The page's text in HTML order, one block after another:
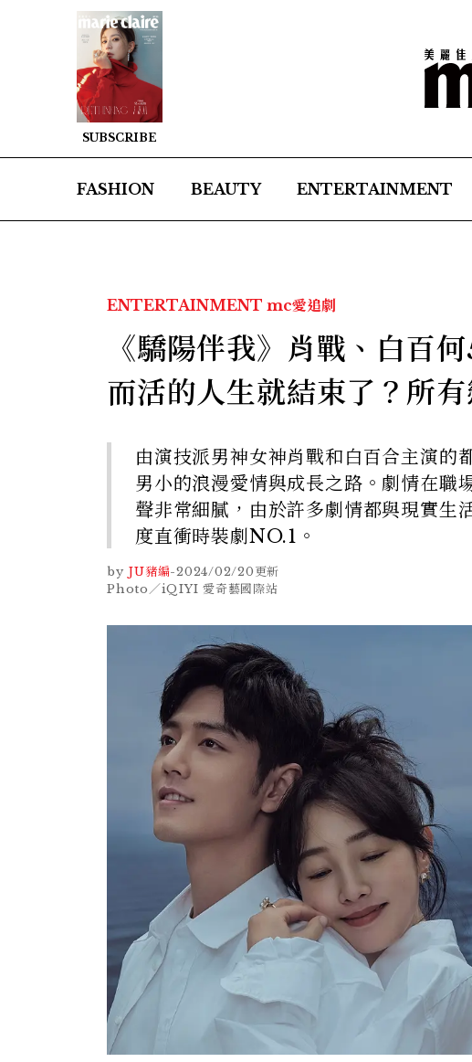
SUBSCRIBE
FASHION BEAUTY ENTERTAINMENT
ENTERTAINMENT mc愛追劇
《驕陽伴我》肖戰、白百
而活的人生就結束了？所
由演技派男神女神肖戰和白百合主演的
男小的浪漫愛情與成長之路。劇情在職
聲非常細膩，由於許多劇情都與現實生
度直衝時裝劇NO.1。
by JU豬編-2024/02/20更新
Photo／iQIYI 愛奇藝國際站